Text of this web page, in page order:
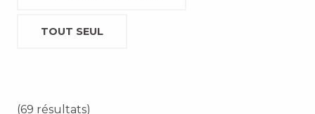
TOUT SEUL
(69 résultats)